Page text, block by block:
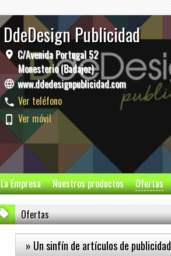
DdeDesign Publicidad
C/Avenida Portugal 52
Monesterio (Badajoz)
www.ddedesignpublicidad.com
Ver teléfono
Ver móvil
La Empresa Nuestros productos Ofertas
Ofertas
» Un sinfín de artículos de publicidad